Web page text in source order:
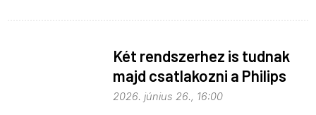
Két rendszerhez is tudnak
majd csatlakozni a Philips
Hue égők
2026. június 26., 16:00